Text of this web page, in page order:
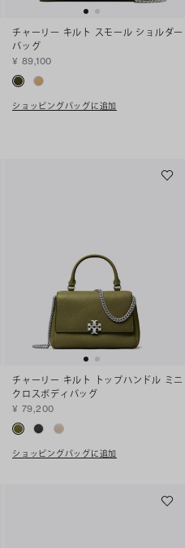
チャーリー キルト スモール ショルダー
バッグ
¥ 89,100
ショッピングバッグに追加
チャーリー キルト トップハンドル ミニ
クロスボディバッグ
¥ 79,200
ショッピングバッグに追加